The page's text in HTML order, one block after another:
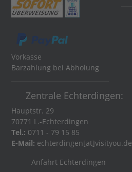
Vorkasse
Barzahlung bei Abholung
Zentrale Echterdingen:
Hauptstr. 29
70771 L.-Echterdingen
Tel.: 0711 - 79 15 85
E-Mail: echterdingen[at]visityou.de
Anfahrt Echterdingen